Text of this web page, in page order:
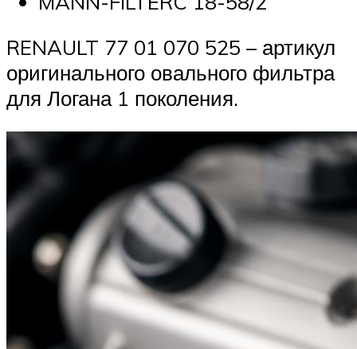
RENAULT 77 01 070 525 – артикул
оригинального овального фильтра
для Логана 1 поколения.